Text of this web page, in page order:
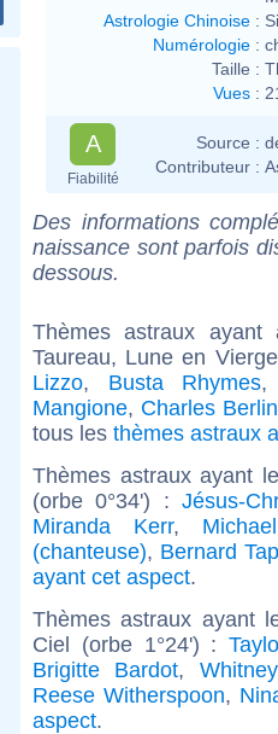
Astrologie Chinoise :
Numérologie :
Taille :
Vues :
A
Fiabilité
Source :
Contributeur :
Des informations
naissance sont parfois
dessous.
Thèmes astraux
Taureau, Lune en
Lizzo, Busta Rhymes
Mangione, Charles
tous les thèmes astraux
Thèmes astraux ayant
(orbe 0°34') : Jésus-
Miranda Kerr,
(chanteuse), Bernard
ayant cet aspect.
Thèmes astraux ayant
Ciel (orbe 1°24') :
Brigitte Bardot,
Reese Witherspoon,
aspect.